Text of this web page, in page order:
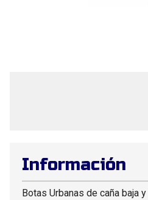
Información
Botas Urbanas de caña